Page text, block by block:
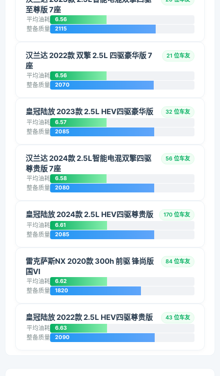
至尊版 7座
平均油耗 6.56
整备质量 2115
汉兰达 2022款 双擎 2.5L 四驱豪华版 7
座
21 位车友
平均油耗 6.56
整备质量 2070
皇冠陆放 2023款 2.5L HEV四驱豪华版 32 位车友
平均油耗 6.57
整备质量 2085
汉兰达 2024款 2.5L智能电混双擎四驱
尊贵版 7座
56 位车友
平均油耗 6.58
整备质量 2080
皇冠陆放 2024款 2.5L HEV四驱尊贵版 170 位车友
平均油耗 6.61
整备质量 2085
雷克萨斯NX 2020款 300h 前驱 锋尚版
国VI
84 位车友
平均油耗 6.62
整备质量 1820
皇冠陆放 2022款 2.5L HEV四驱尊贵版 43 位车友
平均油耗 6.63
整备质量 2090